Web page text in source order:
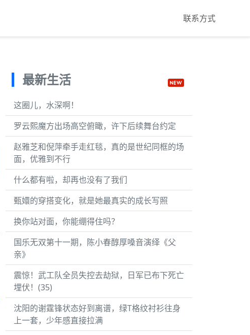
联系方式
最新生活
这圈儿，水深啊！
罗云熙魔方出场高空俯瞰，许下后续舞台约定
赵雅芝和倪萍牵手走红毯，真的是世纪同框的场
面，优雅到不行
什么都有啦，却再也没有了我们
甄嬛的穿搭变化，就是她最真实的成长写照
换你站对面，你能绷得住吗？
国乐无双第十一期，陈小春醇厚嗓音演绎《父
亲》
震惊！武工队全员失控去劫狱，日军已布下死亡
埋伏！(35)
沈阳的谢霆锋状态好到离谱，绿T格纹衬衫往身
上一套，少年感直接拉满